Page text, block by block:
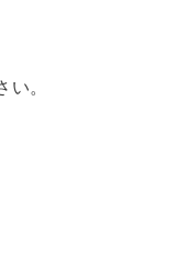
い。